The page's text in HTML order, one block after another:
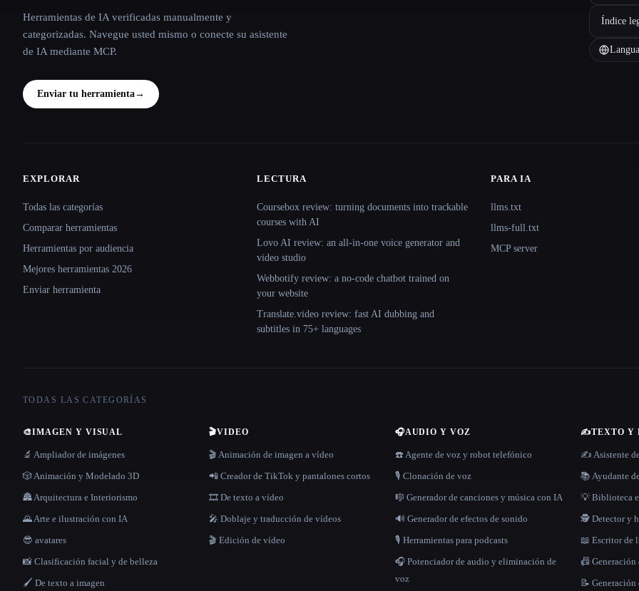
Herramientas de IA verificadas manualmente y
categorizadas. Navegue usted mismo o conecte su asistente
de IA mediante MCP.
Enviar tu herramienta→
Índice
Site navigation
EXPLORAR
Todas las categorías
Comparar herramientas
Herramientas por audiencia
Mejores herramientas 2026
Enviar herramienta
LECTURA
Coursebox review: turning documents into trackable
courses with AI
Lovo AI review: an all-in-one voice generator and
video studio
Webbotify review: a no-code chatbot trained on
your website
Translate.video review: fast AI dubbing and
subtitles in 75+ languages
PARA IA
llms.txt
llms-full.txt
MCP server
TODAS LAS CATEGORÍAS
🎨IMAGEN Y VISUAL
🔬 Ampliador de imágenes
🎲 Animación y Modelado 3D
🏯 Arquitectura e Interiorismo
🌄 Arte e ilustración con IA
😎 avatares
📸 Clasificación facial y de belleza
🖌️ De texto a imagen
🎬VIDEO
🎬 Animación de imagen a vídeo
📲 Creador de TikTok y pantalones cortos
🎞️ De texto a vídeo
🎤 Doblaje y traducción de vídeos
🎬 Edición de vídeo
🎧AUDIO Y VOZ
☎️ Agente de voz y robot telefónico
🎙️ Clonación de voz
🎼 Generador de canciones y música con IA
🔊 Generador de efectos de sonido
🎙️ Herramientas para podcasts
🎧 Potenciador de audio y eliminación de
voz
✍️TEXTO Y
✍️ Asistente
📚 Ayudante
💡 Biblioteca
🕵️ Detector y
📖 Escritor de
📠
📝 Generación